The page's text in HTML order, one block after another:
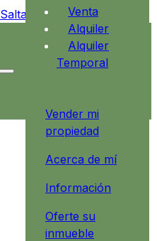
Saltar al pie de página
Venta
Alquiler
Alquiler
Temporal
Vender mi
propiedad
Acerca de mí
Información
Oferte su
inmueble